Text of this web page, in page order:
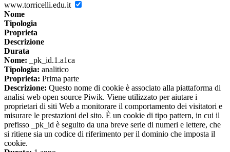
www.torricelli.edu.it
Nome
Tipologia
Proprieta
Descrizione
Durata
Nome: _pk_id.1.a1ca
Tipologia: analitico
Proprieta: Prima parte
Descrizione: Questo nome di cookie è associato alla piattaforma di
analisi web open source Piwik. Viene utilizzato per aiutare i
proprietari di siti Web a monitorare il comportamento dei visitatori e
misurare le prestazioni del sito. È un cookie di tipo pattern, in cui il
prefisso _pk_id è seguito da una breve serie di numeri e lettere, che
si ritiene sia un codice di riferimento per il dominio che imposta il
cookie.